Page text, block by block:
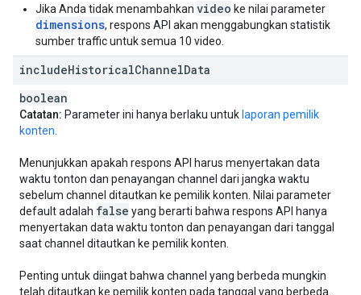
Jika Anda tidak menambahkan video ke nilai parameter
dimensions, respons API akan menggabungkan statistik
sumber traffic untuk semua 10 video.
includeHistoricalChannelData
boolean
Catatan: Parameter ini hanya berlaku untuk laporan pemilik
konten
Menunjukkan apakah respons API harus menyertakan data
waktu tonton dan penayangan channel dari jangka waktu
sebelum channel ditautkan ke pemilik konten. Nilai parameter
default adalah false yang berarti bahwa respons API hanya
menyertakan data waktu tonton dan penayangan dari tanggal
saat channel ditautkan ke pemilik konten.
Penting untuk diingat bahwa channel yang berbeda mungkin
telah ditautkan ke pemilik konten pada tanggal yang berbeda.